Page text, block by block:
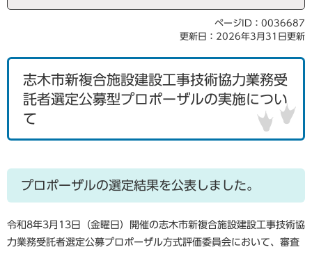
ページID：0036687
更新日：2026年3月31日更新
志木市新複合施設建設工事技術協力業務受
託者選定公募型プロポーザルの実施につい
て
プロポーザルの選定結果を公表しました。
令和8年3月13日（金曜日）開催の志木市新複合施設建設工事技術協
力業務受託者選定公募プロポーザル方式評価委員会において、審査